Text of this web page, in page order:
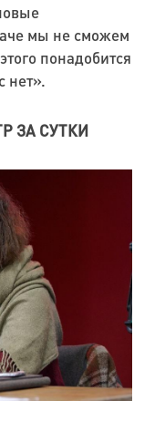
мы не сможем
понадобится
нет».
ЗА СУТКИ